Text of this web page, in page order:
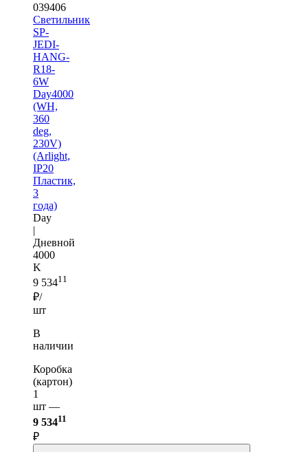
039406
Светильник
SP-
JEDI-
HANG-
R18-
6W
Day4000
(WH,
360
deg,
230V)
(Arlight,
IP20
Пластик,
3
года)
Day
|
Дневной
4000
K
9 53411
₽/
шт
В
наличии
Коробка
(картон)
1
шт —
9 53411
₽